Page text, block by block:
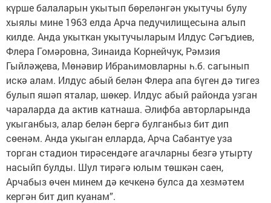
күрше балаларын укытып бөреләнгән укытучы булу
хыялы мине 1963 елда Арча педучилищесына алып
килде. Анда укыткан укытучыларым Илдус Сәгъдиев,
Флера Гомәровна, Зинаида Корнейчук, Рәмзия
Гыйләҗева, Мөнәвир Ибраһимовларны һ.б. сагынып
искә алам. Илдус абый белән Флера апа бүген дә тигез
булып яшәп яталар, шөкер. Илдус абый районда узган
чараларда да актив катнаша. Әлифба авторларында
укыганбыз, алар белән бергә булганбыз бит дип
сөенәм. Анда укыган елларда, Арча Сабантуе уза
торган стадион тирәсендәге агачларны безгә утырту
насыйп булды. Шул тирәгә юлым төшкән саен,
Арчабыз өчен минем дә кечкенә булса да хезмәтем
кергән бит дип куанам”.